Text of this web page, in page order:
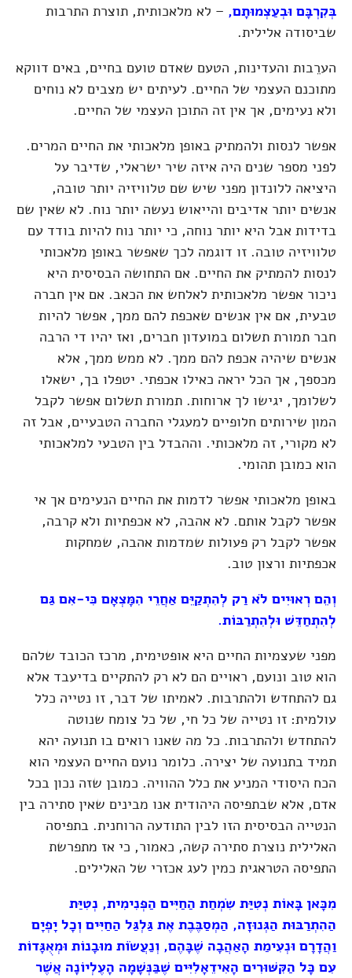
בְּקִרְבָּם וּבְעַצְמוּתָם,– לא מלאכותית, תוצרת התרבות
שביסודה אלילית.
הערֵבות והעדינות, הטעם שאדם טועם בחיים, באים דווקא
מתוכנם העצמי של החיים. לעיתים יש מצבים לא נוחים
ולא נעימים, אך אין זה התוכן העצמי של החיים.
אפשר לנסות ולהמתיק באופן מלאכותי את החיים המרים.
לפני מספר שנים היה איזה שיר ישראלי, שדיבר על
היציאה ללונדון מפני שיש שם טלוויזיה יותר טובה,
אנשים יותר אדיבים והייאוש נעשה יותר נוח. לא שאין שם
בדידות אבל היא יותר נוחה, כי יותר נוח להיות בודד עם
טלוויזיה טובה. זו דוגמה לכך שאפשר באופן מלאכותי
לנסות להמתיק את החיים. אם התחושה הבסיסית היא
ניכור אפשר מלאכותית לאלחש את הכאב. אם אין חברה
טבעית, אם אין אנשים שאכפת להם ממך, אפשר להיות
חבר תמורת תשלום במועדון חברים, ואז יהיו די הרבה
אנשים שיהיה אכפת להם ממך. לא ממש ממך, אלא
מכספך, אך הכל יראה כאילו אכפתי. יטפלו בך, ישאלו
לשלומך, יגישו לך ארוחות. תמורת תשלום אפשר לקבל
המון שירותים חלופיים למעגלי החברה הטבעיים, אבל זה
לא מקורי, זה מלאכותי. וההבדל בין הטבעי למלאכותי
הוא כמובן תהומי.
באופן מלאכותי אפשר לדמות את החיים הנעימים אך אי
אפשר לקבל אותם. לא אהבה, לא אכפתיות ולא קרבה,
אפשר לקבל רק פעולות שמדמות אהבה, שמחקות
אכפתיות ורצון טוב.
וְהֵם רְאוּיִים לֹא רַק לְהִתְקַיֵּם אַחֲרֵי הִמָּצְאָם כִּי-אִם גַּם
לְהִתְחַדֵּשׁ וּלְהִתְרַבּוֹת.
מפני שעצמיות החיים היא אופטימית, מרכז הכובד שלהם
הוא טוב ונועם, ראויים הם לא רק להתקיים בדיעבד אלא
גם להתחדש ולהתרבות. לאמיתו של דבר, זו נטייה כלל
עולמית: זו נטייה של כל חי, של כל צומח שנוטה
להתחדש ולהתרבות. כל מה שאנו רואים בו תנועה יהא
תמיד בתנועה של יצירה. כלומר נועם החיים העצמי הוא
הכח היסודי המניע את כלל ההוויה. כמובן שזה נכון בכל
אדם, אלא שבתפיסה היהודית אנו מבינים שאין סתירה בין
הנטייה הבסיסית הזו לבין התודעה הרוחנית. בתפיסה
האלילית נוצרת סתירה קשה, כאמור, כי אז מתפרשת
התפיסה הטראגית כמין לעג אכזרי של האלילים.
מִכָּאן בָּאוֹת נְטִיַּת שִׂמְחַת הַחַיִּים הַפְּנִימִית, נְטִיַּת
הַהִתְרַבּוּת הַגְּנוּזָה, הַמְסַבֶּבֶת אֶת גַּלְגַּל הַחַיִּים וְכָל יָפְיָם
וַהֲדָרָם וּנְעִימַת הָאַהֲבָה שֶׁבָּהֶם, וְנַעֲשׂוֹת מוּבָנוֹת וּמְאֻגָּדוֹת
עִם כָּל הַקִּשּׁוּרִים הָאִידֵאָלִיִּים שֶׁבַּנְּשָׁמָה הָעֶלְיוֹנָה אֲשֶׁר